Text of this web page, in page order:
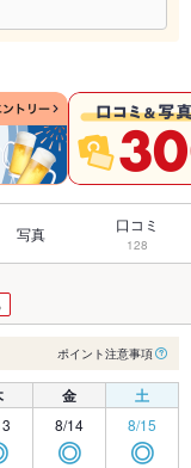
写真 口コミ
128
ポイント注意事項
金 土
8/14
◎
8/15
◎